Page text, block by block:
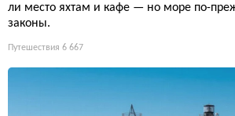
ли место яхтам и кафе — но море по-
законы.
Путешествия 6 667